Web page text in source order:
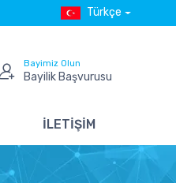
Türkçe
Bayimiz Olun
Bayilik Başvurusu
İLETİŞİM